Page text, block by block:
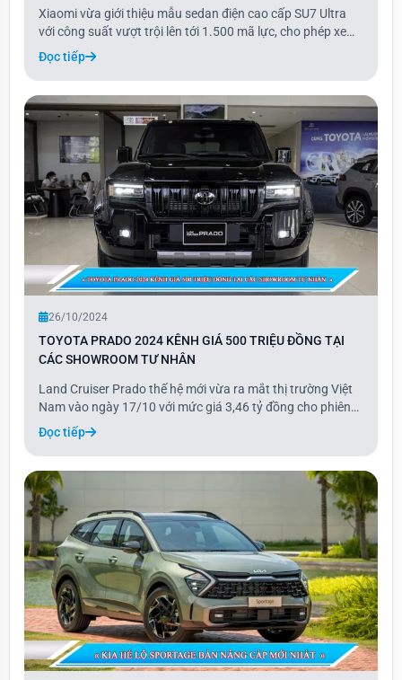
Xiaomi vừa giới thiệu mẫu sedan điện cao cấp SU7 Ultra
với công suất vượt trội lên tới 1.500 mã lực, cho phép xe
tăng tốc từ 0-100 km/h chỉ trong 2 giây. Đặc biệt, SU7 Ultra
có khả năng sạc nhanh từ 10-80% chỉ trong 11 phút, mang
lại sự tiện lợi vượt bậc
Đọc tiếp
26/10/2024
TOYOTA PRADO 2024 KÊNH GIÁ 500 TRIỆU ĐỒNG TẠI
CÁC SHOWROOM TƯ NHÂN
Land Cruiser Prado thế hệ mới vừa ra mắt thị trường Việt
Nam vào ngày 17/10 với mức giá 3,46 tỷ đồng cho phiên
bản cửa sổ trời đơn và 3,48 tỷ đồng cho bản cửa sổ trời
toàn cảnh.
Đọc tiếp